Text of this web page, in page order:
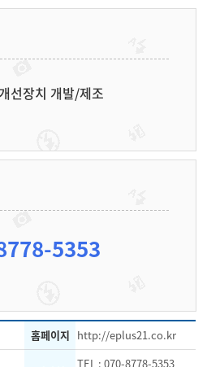
선장치 개발/제조
5353
홈페이지 http://eplus21.co.kr
TEL : 070-8778-5353